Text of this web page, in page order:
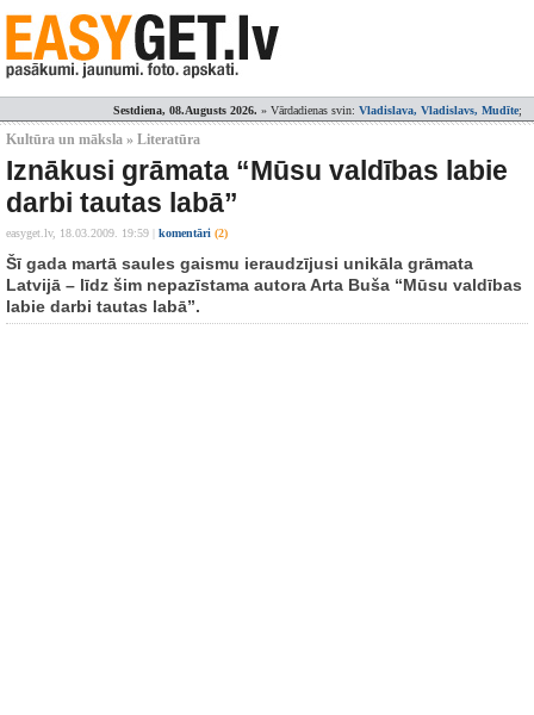
Sestdiena, 08.Augusts 2026. » Vārdadienas svin: Vladislava, Vladislavs, Mudīte;
Kultūra un māksla » Literatūra
Iznākusi grāmata “Mūsu valdības labie
darbi tautas labā”
easyget.lv, 18.03.2009. 19:59 komentāri (2)
Šī gada martā saules gaismu ieraudzījusi unikāla grāmata
Latvijā – līdz šim nepazīstama autora Arta Buša “Mūsu valdības
labie darbi tautas labā”.